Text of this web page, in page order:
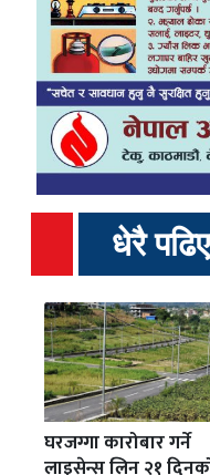
धेरै
घरजग्गा कारोबार गर्ने
लाइसेन्स लिन २१